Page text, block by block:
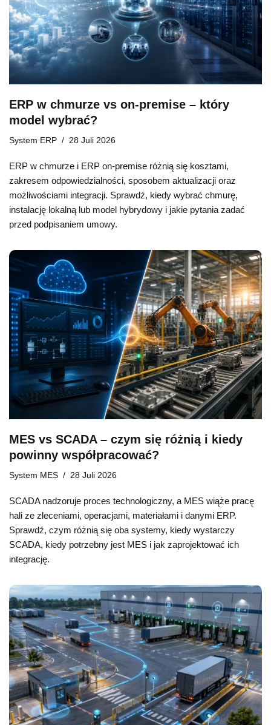
ERP w chmurze vs on-premise – który
model wybrać?
System ERP 28 Juli 2026
ERP w chmurze i ERP on-premise różnią się kosztami,
zakresem odpowiedzialności, sposobem aktualizacji oraz
możliwościami integracji. Sprawdź, kiedy wybrać chmurę,
instalację lokalną lub model hybrydowy i jakie pytania zadać
przed podpisaniem umowy.
MES vs SCADA – czym się różnią i kiedy
powinny współpracować?
System MES 28 Juli 2026
SCADA nadzoruje proces technologiczny, a MES wiąże pracę
hali ze zleceniami, operacjami, materiałami i danymi ERP.
Sprawdź, czym różnią się oba systemy, kiedy wystarczy
SCADA, kiedy potrzebny jest MES i jak zaprojektować ich
integrację.